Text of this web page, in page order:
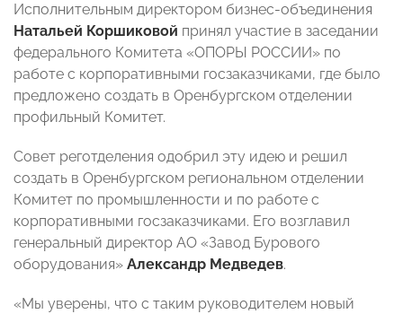
Исполнительным директором бизнес-объединения
Натальей Коршиковой принял участие в заседании
федерального Комитета «ОПОРЫ РОССИИ» по
работе с корпоративными госзаказчиками, где было
предложено создать в Оренбургском отделении
профильный Комитет.
Совет реготделения одобрил эту идею и решил
создать в Оренбургском региональном отделении
Комитет по промышленности и по работе с
корпоративными госзаказчиками. Его возглавил
генеральный директор АО «Завод Бурового
оборудования» Александр Медведев.
«Мы уверены, что с таким руководителем новый